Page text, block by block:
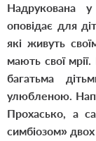
Надрукована
оповідає для
які живуть
мають свої
багатьма
улюбленою.
Прохасько, а
симбіозом»